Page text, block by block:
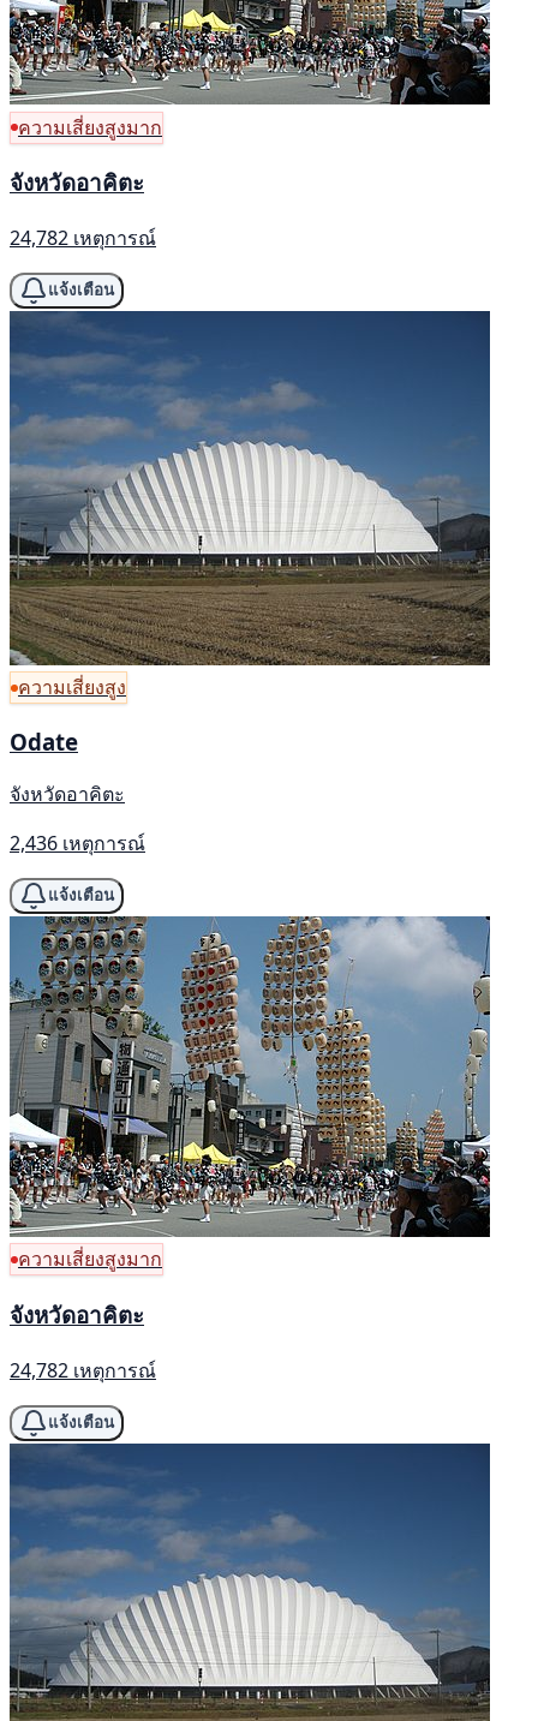
ความเสี่ยงสูงมาก
จังหวัดอาคิตะ
24,782 เหตุการณ์
แจ้งเตือน
ความเสี่ยงสูง
Odate
จังหวัดอาคิตะ
2,436 เหตุการณ์
แจ้งเตือน
ความเสี่ยงสูงมาก
จังหวัดอาคิตะ
24,782 เหตุการณ์
แจ้งเตือน